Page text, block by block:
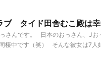
ブ タイド田舎むこ殿は
さんです。 日本のおっさん、Jお
棲中です（笑） そんな彼女は7人